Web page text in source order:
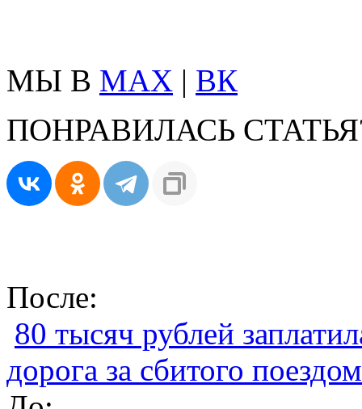
МЫ В MAX | ВК
ПОНРАВИЛАСЬ
После:
80 тысяч рублей
дорога за сбитого